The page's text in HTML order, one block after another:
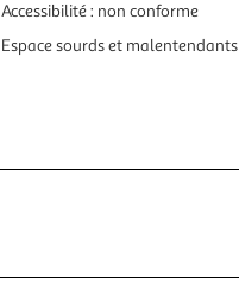
Accessibilité : non conforme
Espace sourds et malentendants